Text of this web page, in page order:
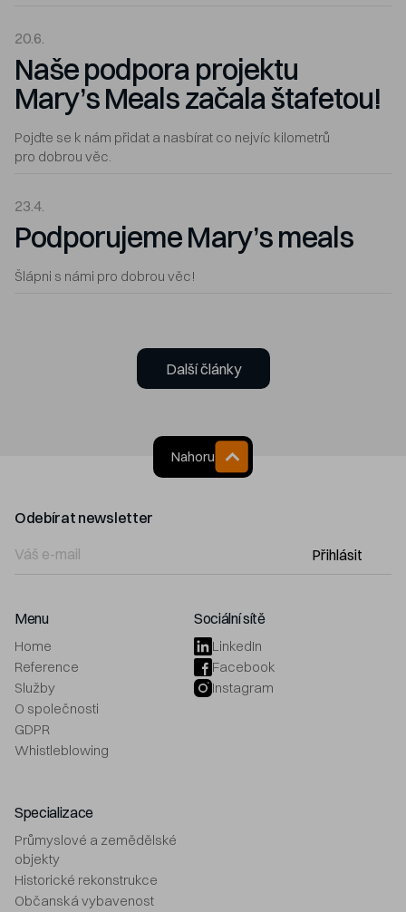
20.6.
Naše podpora projektu
Mary’s Meals začala štafetou!
Pojďte se k nám přidat a nasbírat co nejvíc kilometrů
pro dobrou věc.
23.4.
Podporujeme Mary’s meals
Šlápni s námi pro dobrou věc!
Další články
Nahoru
Menu
Home
Reference
Služby
O společnosti
GDPR
Whistleblowing
Sociální sítě
LinkedIn
Facebook
Instagram
Specializace
Průmyslové a zemědělské
objekty
Historické rekonstrukce
Občanská vybavenost
Odebírat newsletter
Přihlásit